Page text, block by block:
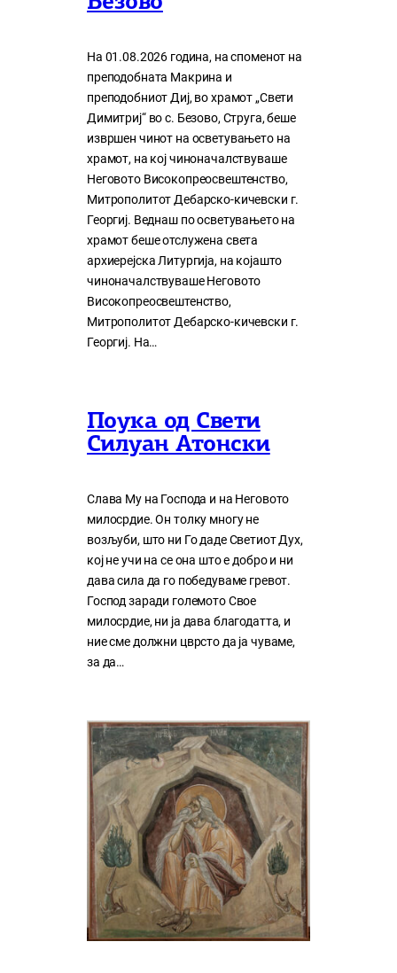
На 01.08.2026 година, на споменот на
преподобната Макрина и
преподобниот Диј, во храмот „Свети
Димитриј“ во с. Безово, Струга, беше
извршен чинот на осветувањето на
храмот, на кој чиноначалствуваше
Неговото Високопреосвештенство,
Митрополитот Дебарско-кичевски г.
Георгиј. Веднаш по осветувањето на
храмот беше отслужена света
архиерејска Литургија, на којашто
чиноначалствуваше Неговото
Високопреосвештенство,
Митрополитот Дебарско-кичевски г.
Георгиј. На…
Поука од Свети
Силуан Атонски
Слава Му на Господа и на Неговото
милосрдие. Он толку многу нe
возљуби, што ни Го даде Светиот Дух,
кој нe учи на сe она што е добро и ни
дава сила да го победуваме гревот.
Господ заради големото Свое
милосрдие, ни ја дава благодатта, и
ние сме должни цврсто да ја чуваме,
за да…